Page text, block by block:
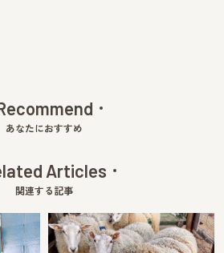
あなたにおすすめ
Articles
関連する記事